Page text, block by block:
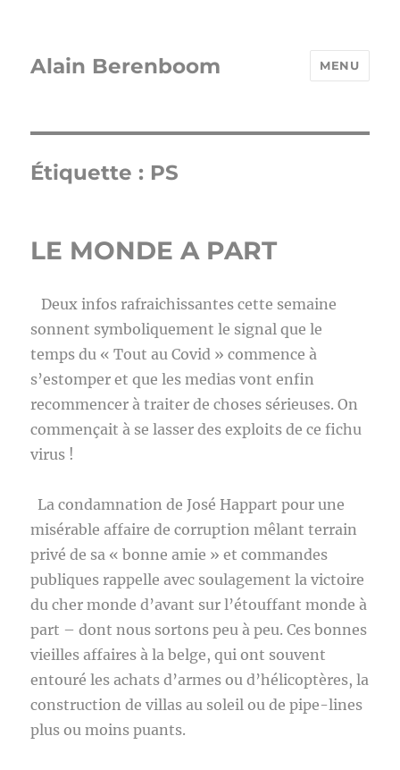
Alain Berenboom MENU
Étiquette : PS
LE MONDE A PART
Deux infos rafraichissantes cette semaine
sonnent symboliquement le signal que le
temps du « Tout au Covid » commence à
s’estomper et que les medias vont enfin
recommencer à traiter de choses sérieuses. On
commençait à se lasser des exploits de ce fichu
virus !
La condamnation de José Happart pour une
misérable affaire de corruption mêlant terrain
privé de sa « bonne amie » et commandes
publiques rappelle avec soulagement la victoire
du cher monde d’avant sur l’étouffant monde à
part – dont nous sortons peu à peu. Ces bonnes
vieilles affaires à la belge, qui ont souvent
entouré les achats d’armes ou d’hélicoptères, la
construction de villas au soleil ou de pipe-lines
plus ou moins puants.